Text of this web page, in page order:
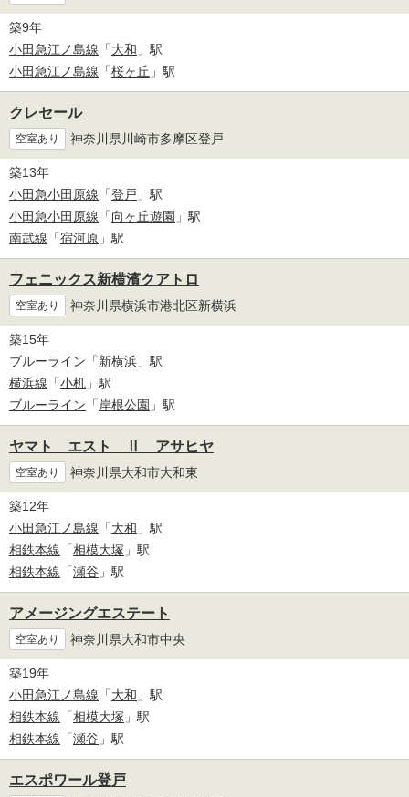
築9年
小田急江ノ島線 「大和 」駅
小田急江ノ島線 「桜ヶ丘 」駅
クレセール
空室あり 神奈川県川崎市多摩区登戸
築13年
小田急小田原線 「登戸 」駅
小田急小田原線 「向ヶ丘遊園 」駅
南武線 「宿河原 」駅
フェニックス新横濱クアトロ
空室あり 神奈川県横浜市港北区新横浜
築15年
ブルーライン 「新横浜 」駅
横浜線 「小机 」駅
ブルーライン 「岸根公園 」駅
ヤマト エスト Ⅱ アサヒヤ
空室あり 神奈川県大和市大和東
築12年
小田急江ノ島線 「大和 」駅
相鉄本線 「相模大塚 」駅
相鉄本線 「瀬谷 」駅
アメージングエステート
空室あり 神奈川県大和市中央
築19年
小田急江ノ島線 「大和 」駅
相鉄本線 「相模大塚 」駅
相鉄本線 「瀬谷 」駅
エスポワール登戸